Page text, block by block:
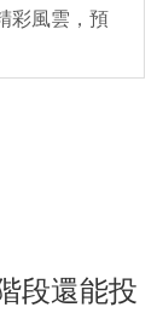
彩風雲，預
段還能投